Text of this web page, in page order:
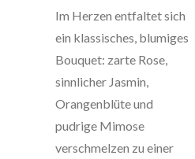
Im Herzen entfaltet sich
ein klassisches, blumiges
Bouquet: zarte Rose,
sinnlicher Jasmin,
Orangenblüte und
pudrige Mimose
verschmelzen zu einer